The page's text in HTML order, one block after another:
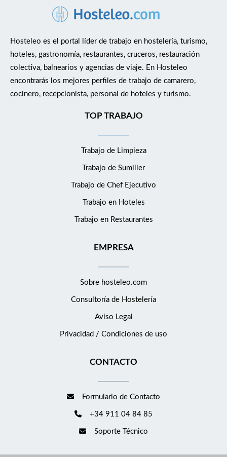
Hosteleo es el portal líder de trabajo en hostelería, turismo,
hoteles, gastronomía, restaurantes, cruceros, restauración
colectiva, balnearios y agencias de viaje. En Hosteleo
encontrarás los mejores perfiles de trabajo de camarero,
cocinero, recepcionista, personal de hoteles y turismo.
TOP TRABAJO
Trabajo de Limpieza
Trabajo de Sumiller
Trabajo de Chef Ejecutivo
Trabajo en Hoteles
Trabajo en Restaurantes
EMPRESA
Sobre hosteleo.com
Consultoría de Hostelería
Aviso Legal
Privacidad / Condiciones de uso
CONTACTO
Formulario de Contacto
+34 911 04 84 85
Soporte Técnico